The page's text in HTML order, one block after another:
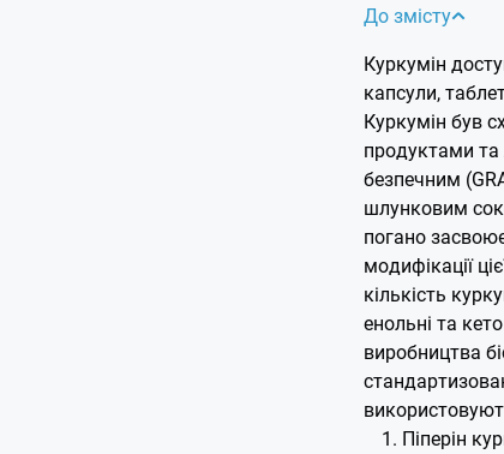
До змісту
Куркумін
капсули,
Куркумін був
продуктами
безпечним
шлунковим
погано
модифікації
кількість
енольні та
виробництва
Піперін